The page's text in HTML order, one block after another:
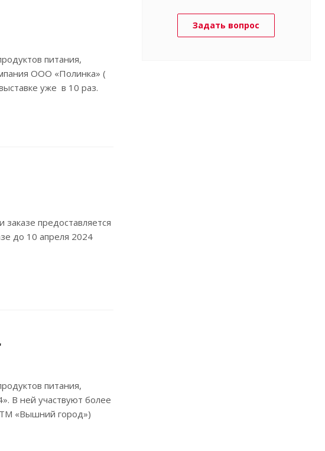
питания,
ООО «Полинка» (
уже в 10 раз.
предоставляется
до 10 апреля 2024
питания,
В ней участвуют более
«Вышний город»)
Задать вопрос